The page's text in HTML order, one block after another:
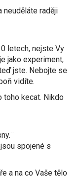
neuděláte raději
letech, nejste Vy
jako experiment,
jste. Nebojte se
vidíte.
toho kecat. Nikdo
spojené s
a na co Vaše tělo